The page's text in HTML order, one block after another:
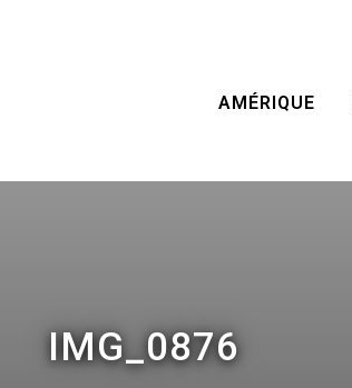
AMÉRIQUE
IMG_0876